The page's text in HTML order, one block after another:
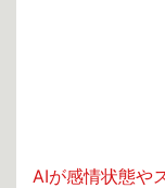
AIが感情状態や